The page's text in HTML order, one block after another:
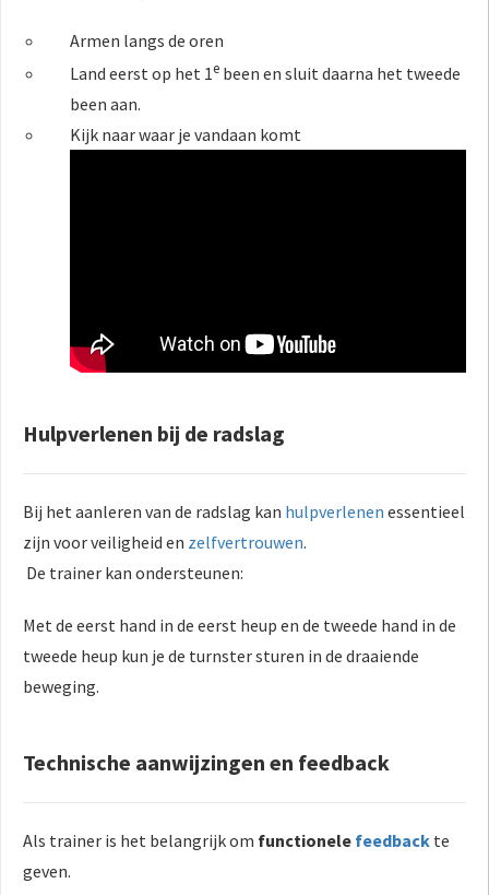
Armen langs de oren
Land eerst op het 1e been en sluit daarna het tweede
been aan.
Kijk naar waar je vandaan komt
Hulpverlenen bij de radslag
Bij het aanleren van de radslag kan hulpverlenen essentieel
zijn voor veiligheid en zelfvertrouwen.
De trainer kan ondersteunen:
Met de eerst hand in de eerst heup en de tweede hand in de
tweede heup kun je de turnster sturen in de draaiende
beweging.
Technische aanwijzingen en feedback
Als trainer is het belangrijk om functionele feedback te
geven.